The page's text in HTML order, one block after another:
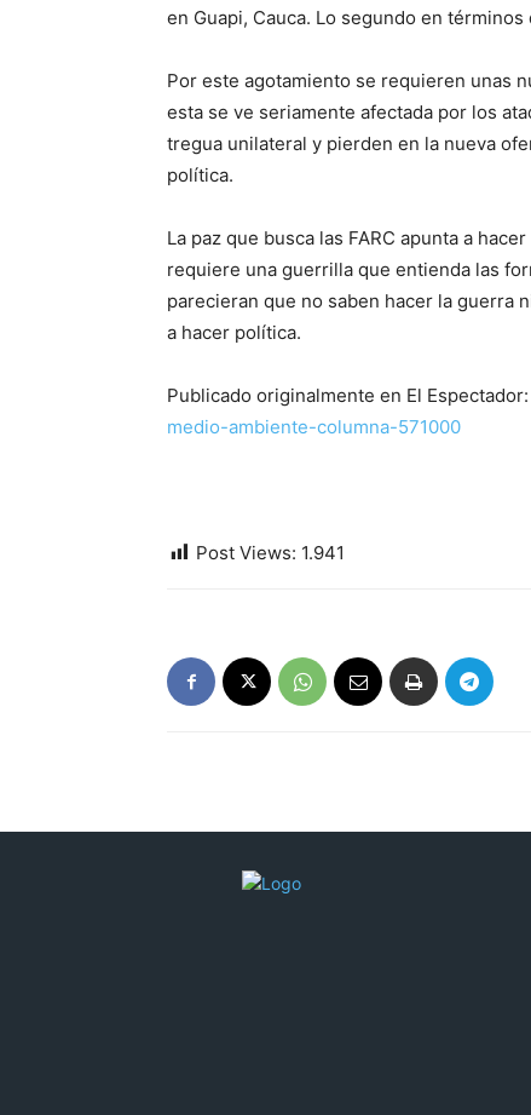
en Guapi, Cauca. Lo segundo en
Por este agotamiento se requieren unas
esta se ve seriamente afectada por los
tregua unilateral y pierden en la nueva
política.
La paz que busca las FARC apunta a
requiere una guerrilla que entienda las
parecieran que no saben hacer la guerra
a hacer política.
Publicado originalmente en El Espectador:
medio-ambiente-columna-571000
Post Views: 1.941